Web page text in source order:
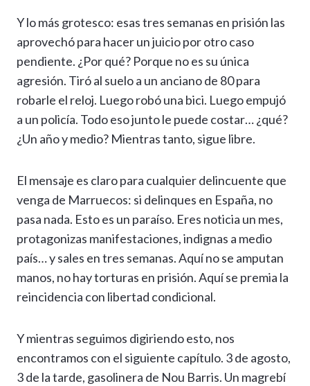
Y lo más grotesco: esas tres semanas en prisión las
aprovechó para hacer un juicio por otro caso
pendiente. ¿Por qué? Porque no es su única
agresión. Tiró al suelo a un anciano de 80 para
robarle el reloj. Luego robó una bici. Luego empujó
a un policía. Todo eso junto le puede costar… ¿qué?
¿Un año y medio? Mientras tanto, sigue libre.
El mensaje es claro para cualquier delincuente que
venga de Marruecos: si delinques en España, no
pasa nada. Esto es un paraíso. Eres noticia un mes,
protagonizas manifestaciones, indignas a medio
país… y sales en tres semanas. Aquí no se amputan
manos, no hay torturas en prisión. Aquí se premia la
reincidencia con libertad condicional.
Y mientras seguimos digiriendo esto, nos
encontramos con el siguiente capítulo. 3 de agosto,
3 de la tarde, gasolinera de Nou Barris. Un magrebí